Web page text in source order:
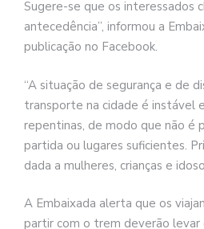
Sugere-se que os interessados
antecedência”, informou a
publicação no Facebook.
“A situação de segurança e de
transporte na cidade é instável
repentinas, de modo que não é
partida ou lugares suficientes.
dada a mulheres, crianças e
A Embaixada alerta que os
partir com o trem deverão levar